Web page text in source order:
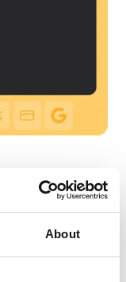
About